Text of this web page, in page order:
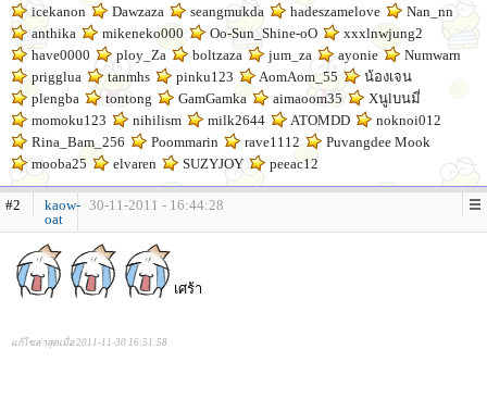
icekanon
Dawzaza seangmukda hadeszamelove
Nan_nn
anthika
mikeneko000 Oo-Sun_Shine-oO
xxxlnwjung2
have0000
ploy_Za boltzaza jum_za ayonie
Numwarn
prigglua
tanmhs pinku123 AomAom_55
น้องเจน
plengba
tontong GamGamka aimaoom35
Xนูlบนมี่
momoku123
nihilism milk2644 ATOMDD
noknoi012
Rina_Bam_256
Poommarin rave1112
Puvangdee Mook
mooba25
elvaren SUZYJOY peeac12
#2
kaow-
oat
30-11-2011 - 16:44:28
เศร้า
แก้ไขล่าสุดเมื่อ 2011-11-30 16:51:58